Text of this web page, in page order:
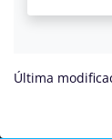
Última